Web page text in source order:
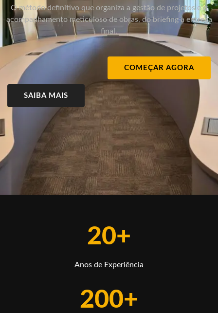
O método definitivo que organiza a gestão de projetos e o
acompanhamento meticuloso de obras, do briefing à entrega
final.
COMEÇAR AGORA
SAIBA MAIS
20+
Anos de Experiência
200+